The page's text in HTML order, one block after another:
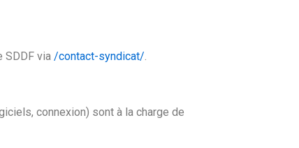
SDDF via /contact-syndicat/.
connexion) sont à la charge de